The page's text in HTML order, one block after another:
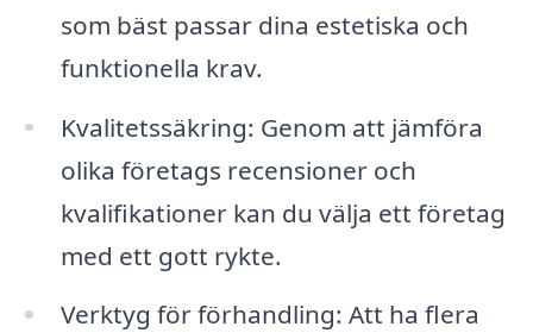
som bäst passar dina estetiska och
funktionella krav.
Kvalitetssäkring: Genom att jämföra
olika företags recensioner och
kvalifikationer kan du välja ett företag
med ett gott rykte.
Verktyg för förhandling: Att ha flera